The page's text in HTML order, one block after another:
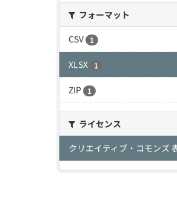
フォーマット
CSV
1
XLSX 1
ZIP 1
ライセンス
クリエイティブ・コモンズ